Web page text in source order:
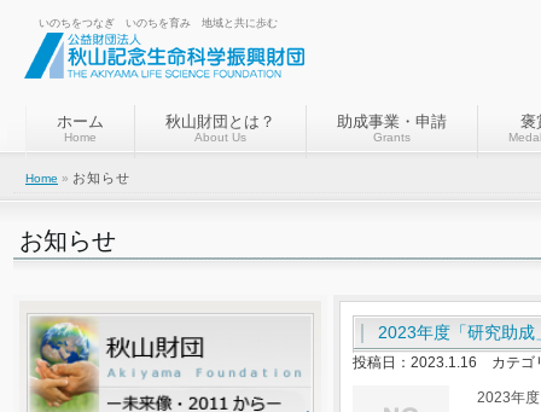
いのちをつなぎ いのちを育み 地域と共に歩む
ホーム
Home
秋山財団とは？
About Us
助成事業・申請
Grants
褒
Home » お知らせ
お知らせ
2023年度「研究助成
投稿日：2023.1.16 カテゴ
2023年